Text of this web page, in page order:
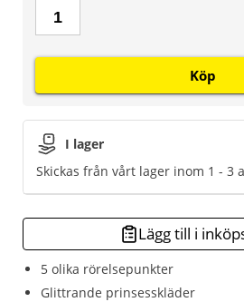
5 olika rörelsepunkter
Glittrande prinsesskläder
I lager
Skickas från vårt lager inom 1 - 3
Köp
Lägg till i